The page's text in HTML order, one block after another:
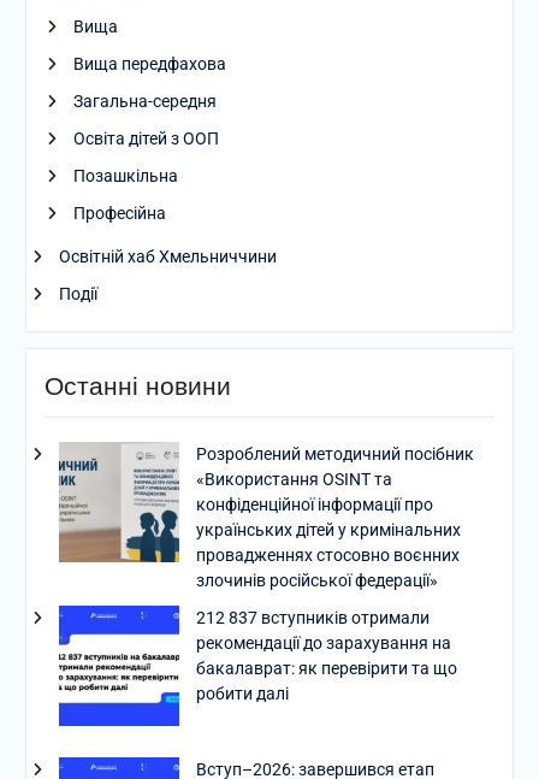
Вища
Вища передфахова
Загальна-середня
Освіта дітей з ООП
Позашкільна
Професійна
Освітній хаб Хмельниччини
Події
Останні новини
Розроблений методичний посібник
«Використання OSINT та
конфіденційної інформації про
українських дітей у кримінальних
провадженнях стосовно воєнних
злочинів російської федерації»
212 837 вступників отримали
рекомендації до зарахування на
бакалаврат: як перевірити та що
робити далі
Вступ–2026: завершився етап